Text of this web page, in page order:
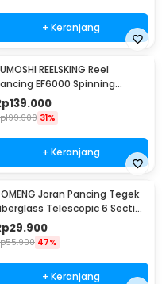
+ Keranjang
REELSKING Reel
EF6000 Spinning
Reel 5.2:1 6000 - EF6000
139.000
199.900 31%
+ Keranjang
Joran Pancing Tegek
Telescopic 6 Section
- JW380
29.900
55.900 47%
+ Keranjang